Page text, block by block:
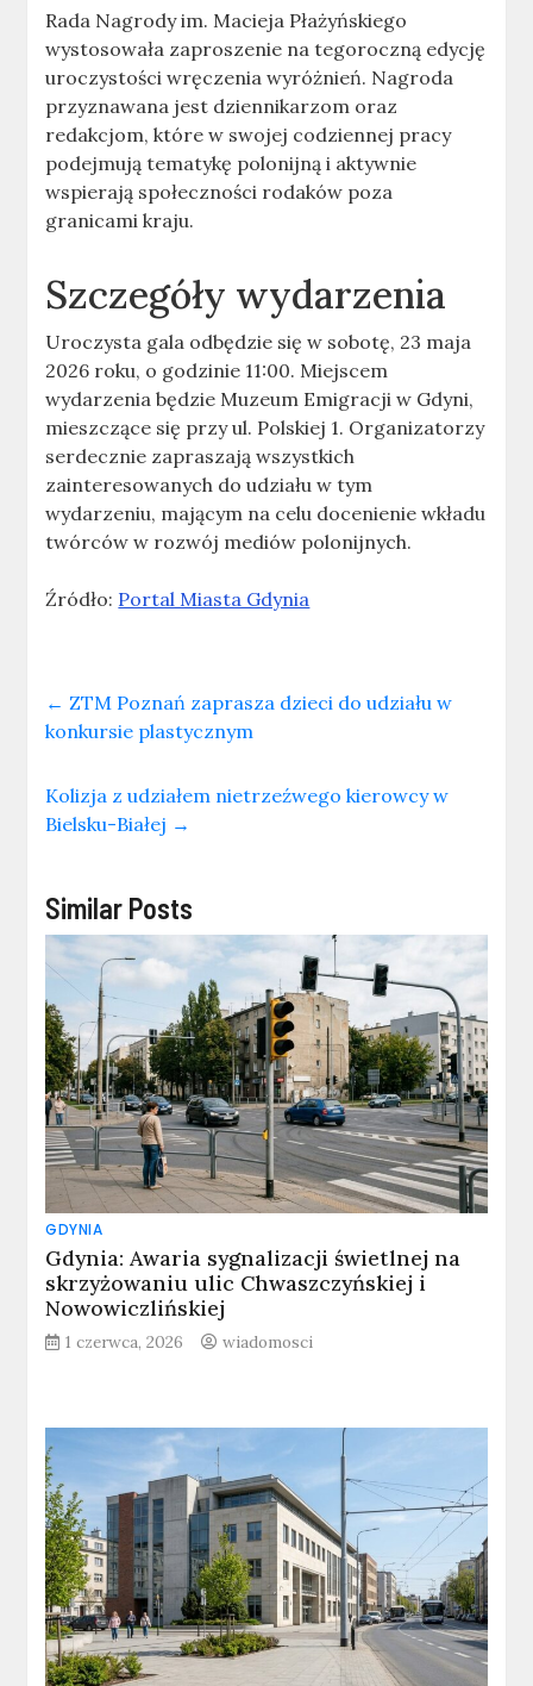
Rada Nagrody im. Macieja Płażyńskiego
wystosowała zaproszenie na tegoroczną edycję
uroczystości wręczenia wyróżnień. Nagroda
przyznawana jest dziennikarzom oraz
redakcjom, które w swojej codziennej pracy
podejmują tematykę polonijną i aktywnie
wspierają społeczności rodaków poza
granicami kraju.
Szczegóły wydarzenia
Uroczysta gala odbędzie się w sobotę, 23 maja
2026 roku, o godzinie 11:00. Miejscem
wydarzenia będzie Muzeum Emigracji w Gdyni,
mieszczące się przy ul. Polskiej 1. Organizatorzy
serdecznie zapraszają wszystkich
zainteresowanych do udziału w tym
wydarzeniu, mającym na celu docenienie wkładu
twórców w rozwój mediów polonijnych.
Źródło: Portal Miasta Gdynia
← ZTM Poznań zaprasza dzieci do udziału w
konkursie plastycznym
Kolizja z udziałem nietrzeźwego kierowcy w
Bielsku-Białej →
Similar Posts
GDYNIA
Gdynia: Awaria sygnalizacji świetlnej na
skrzyżowaniu ulic Chwaszczyńskiej i
Nowowiczlińskiej
1 czerwca, 2026 wiadomosci